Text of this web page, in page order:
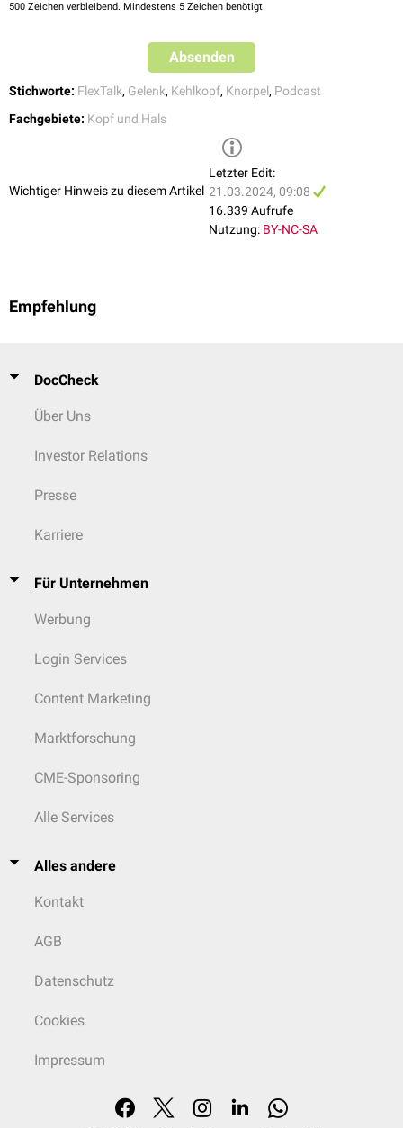
500 Zeichen verbleibend. Mindestens 5 Zeichen benötigt.
Absenden
Stichworte: FlexTalk, Gelenk, Kehlkopf, Knorpel, Podcast
Fachgebiete: Kopf und Hals
Wichtiger Hinweis zu diesem Artikel
Letzter Edit:
21.03.2024, 09:08
16.339 Aufrufe
Nutzung: BY-NC-SA
Empfehlung
DocCheck
Über Uns
Investor Relations
Presse
Karriere
Für Unternehmen
Werbung
Login Services
Content Marketing
Marktforschung
CME-Sponsoring
Alle Services
Alles andere
Kontakt
AGB
Datenschutz
Cookies
Impressum